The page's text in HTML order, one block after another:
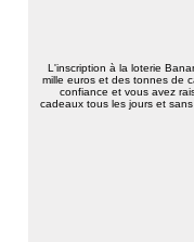
L'inscription à la loterie
mille euros et des tonnes de
confiance et vous avez
cadeaux tous les jours et